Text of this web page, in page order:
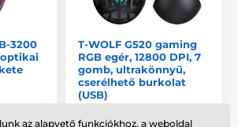
3200
12.
T-WOLF G520 gaming
RGB egér, 12800 DPI, 7
gomb, ultrakönnyű,
cserélhető burkolat
(USB)
Raktáron,
szerdán 8. 12.
az alapvető funkciókhoz, a weboldal